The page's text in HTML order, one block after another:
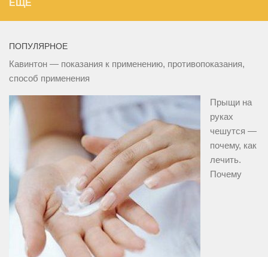
ЕЩЁ
ПОПУЛЯРНОЕ
Кавинтон — показания к применению, противопоказания,
способ применения
Прыщи на
руках
чешутся —
почему, как
лечить.
Почему